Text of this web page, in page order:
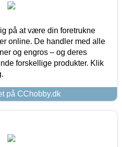
på at være din foretrukne
online. De handler med alle
og engros – og deres
forskellige produkter. Klik
på CChobby.dk